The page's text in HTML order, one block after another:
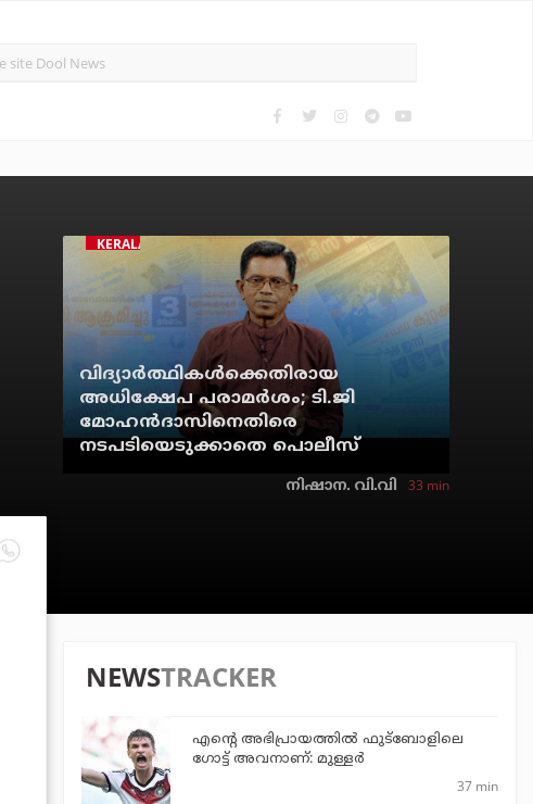
KERALA
വിദ്യാര്‍ത്ഥികള്‍ക്കെതിരായ
അധിക്ഷേപ പരാമര്‍ശം; ടി.ജി
മോഹന്‍ദാസിനെതിരെ
നടപടിയെടുക്കാതെ പൊലീസ്
നിഷാന. വി.വി 33 min
NEWSTRACKER
എന്റെ അഭിപ്രായത്തില്‍ ഫുട്‌ബോളിലെ
ഗോട്ട് അവനാണ്: മുള്ളര്‍
37 min